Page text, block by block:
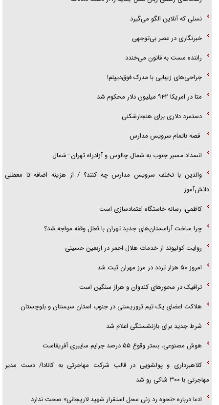
نسلی که آنلاین الگو می‌گیرد
‌خبرنگاری در عصر بی‌توجهی
راننده مست به قانون می‌خندد
جراحی‌های زیبایی با مدرک فوق‌دیپلم!
متا در امریکا ۹۴۲ میلیون دلار محکوم شد
دستمزد دلاری برای هنجارشکنی
قصه ناتمام سرویس مدارس
انسداد مسیر جنوب به شمال چالوس و آزادراه تهران–شمال
والدین با تخلف سرویس مدارس چه کنند؟ / از هزینه اضافه تا معطلی
دانش‌آموز
کاظمی: رسانه خاستگاه اعتمادسازی است
چرا ساخت آرامستان‌های جدید تهران با تعلل وقفه مواجه شد؟
روایت کولیوند از خدمات هلال احمر در اربعین حسینی
امروز ۵۰ هزار تردد در مرز مهران ثبت شد
ترافیک در محور‌های کندوان و هراز سنگین است
هلاکت اعضای یک تیم تروریستی در جنوب استان سیستان و بلوچستان
شرط جدید برای بازنشستگی اعلام شد
هوش مصنوعی، بستر وقوع ۵۵ درصد جرایم سایبری آفریقاست
کلاهبرداری و پولشویی در قالب شرکت مهاجرتی به کانادا/ دست مدیر
مهاجرتی با ۳۰۰ شاکی رو شد
ادعا درباره «نحوه رد زنی محل استقرار شهید لاریجانی» صحت ندارد